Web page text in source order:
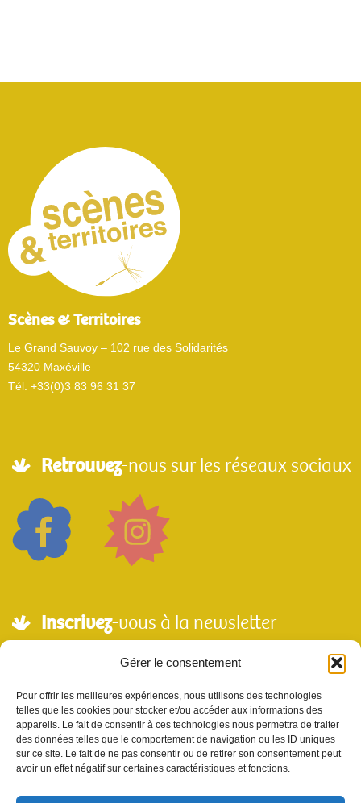
Gérer le consentement
Pour offrir les meilleures expériences, nous utilisons des technologies
telles que les cookies pour stocker et/ou accéder aux informations des
appareils. Le fait de consentir à ces technologies nous permettra de traiter
des données telles que le comportement de navigation ou les ID uniques
sur ce site. Le fait de ne pas consentir ou de retirer son consentement peut
avoir un effet négatif sur certaines caractéristiques et fonctions.
Scènes & Territoires
Le Grand Sauvoy – 102 rue des Solidarités
54320 Maxéville
Tél. +33(0)3 83 96 31 37
Retrouvez-nous sur les réseaux sociaux
Inscrivez-vous à la newsletter
Nom
Votre e-mail sera utilisé uniquement pour nous permettre de vous envoyer notre
désinscrire en utilisant le lien se désabonner de la newsletter.